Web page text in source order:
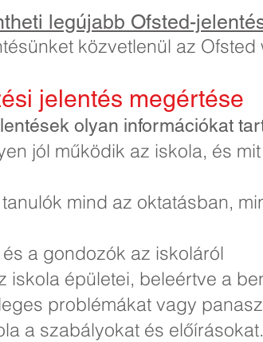
legújabb Ofsted-
közvetlenül az
jelentés megértése
olyan információkat
jól működik az iskola, és
mind az oktatásban,
a gondozók az iskoláról
iskola épületei, beleértve a
problémákat vagy
a szabályokat és előírásokat.